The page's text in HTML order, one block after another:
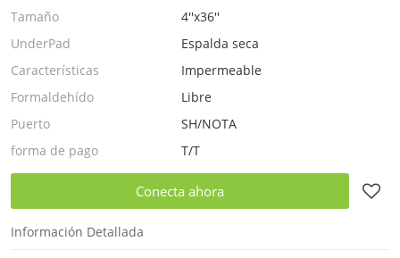
Tamaño
4''x36''
UnderPad
Espalda seca
Características
Impermeable
Formaldehído
Libre
Puerto
SH/NOTA
forma de pago
T/T
Conecta ahora
Información Detallada